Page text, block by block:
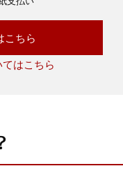
こちら
はこちら